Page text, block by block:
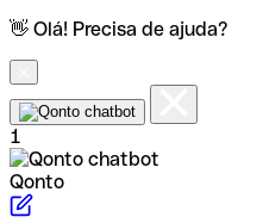
👋 Olá! Precisa de ajuda?
1
Qonto